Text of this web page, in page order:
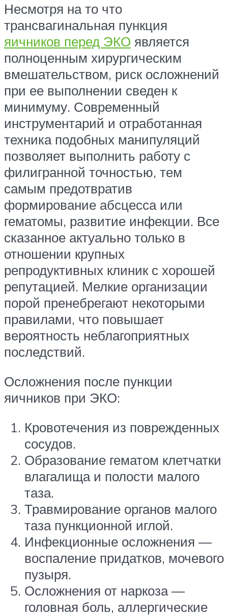
Несмотря на то что
трансвагинальная пункция
яичников перед ЭКО является
полноценным хирургическим
вмешательством, риск осложнений
при ее выполнении сведен к
минимуму. Современный
инструментарий и отработанная
техника подобных манипуляций
позволяет выполнить работу с
филигранной точностью, тем
самым предотвратив
формирование абсцесса или
гематомы, развитие инфекции. Все
сказанное актуально только в
отношении крупных
репродуктивных клиник с хорошей
репутацией. Мелкие организации
порой пренебрегают некоторыми
правилами, что повышает
вероятность неблагоприятных
последствий.
Осложнения после пункции
яичников при ЭКО:
Кровотечения из поврежденных
сосудов.
Образование гематом клетчатки
влагалища и полости малого
таза.
Травмирование органов малого
таза пункционной иглой.
Инфекционные осложнения —
воспаление придатков, мочевого
пузыря.
Осложнения от наркоза —
головная боль, аллергические